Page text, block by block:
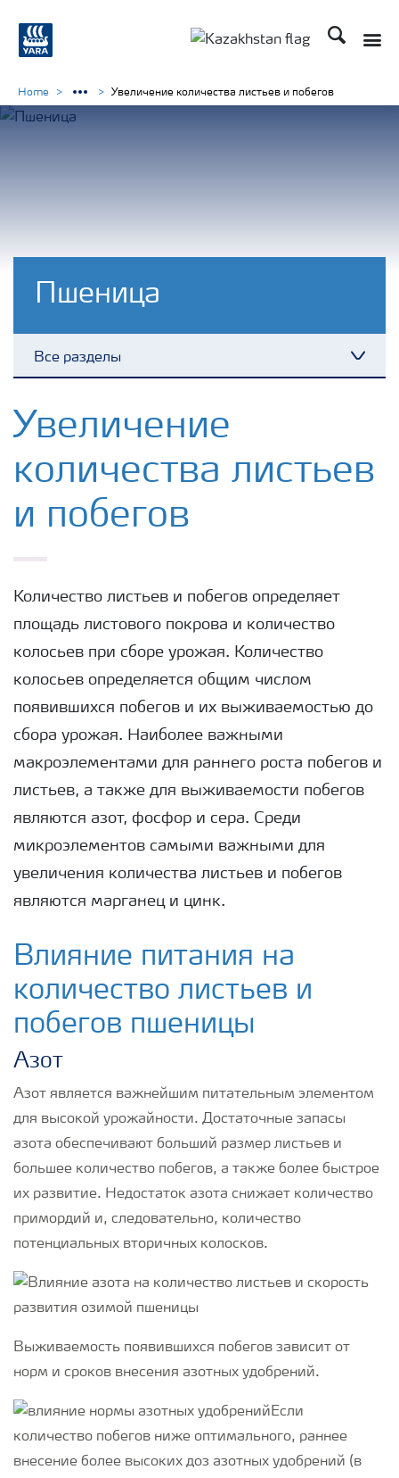
Поиск
Пшеница
Все разделы
Удобрения Yara
Культуры
Инструменты и сервисы
Home Увеличение количества листьев и побегов
Увеличение
количества листьев
и побегов
Количество листьев и побегов определяет
площадь листового покрова и количество
колосьев при сборе урожая. Количество
колосьев определяется общим числом
появившихся побегов и их выживаемостью до
сбора урожая. Наиболее важными
макроэлементами для раннего роста побегов и
листьев, а также для выживаемости побегов
являются азот, фосфор и сера. Среди
микроэлементов самыми важными для
увеличения количества листьев и побегов
являются марганец и цинк.
Влияние питания на
количество листьев и
побегов пшеницы
Азот
Азот является важнейшим питательным элементом
для высокой урожайности. Достаточные запасы
азота обеспечивают больший размер листьев и
большее количество побегов, а также более быстрое
их развитие. Недостаток азота снижает количество
примордий и, следовательно, количество
потенциальных вторичных колосков.
Выживаемость появившихся побегов зависит от
норм и сроков внесения азотных удобрений.
Если
количество побегов ниже оптимального, раннее
внесение более высоких доз азотных удобрений (в